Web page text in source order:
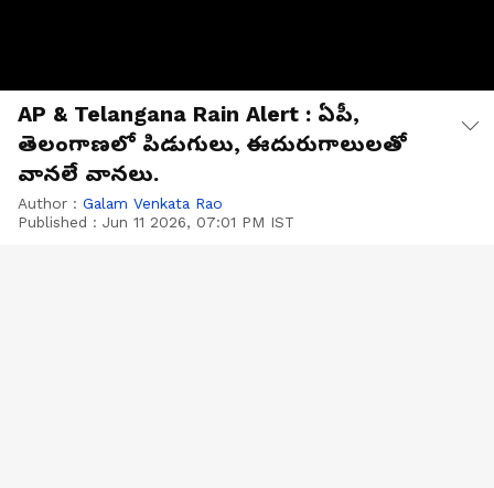
AP & Telangana Rain Alert : ఏపీ,
తెలంగాణలో పిడుగులు, ఈదురుగాలులతో
వానలే వానలు.
Author : Galam Venkata Rao
Published : Jun 11 2026, 07:01 PM IST